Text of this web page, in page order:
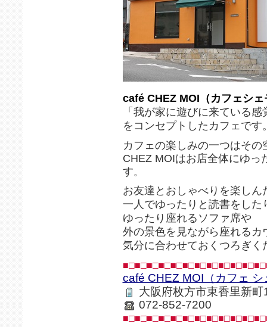
café CHEZ MOI（カフェシェ
「我が家に遊びに来ている
をコンセプトしたカフェです
カフェの楽しみの一つはその
CHEZ MOIはお店全体にゆっ
す。
お友達とおしゃべりを楽しん
一人でゆったりと読書をした
ゆったり座れるソファ席や
外の景色を見ながら座れるカ
気分に合わせておくつろぎく
café CHEZ MOI（カフェ シ
大阪府枚方市東香里新町
072-852-7200